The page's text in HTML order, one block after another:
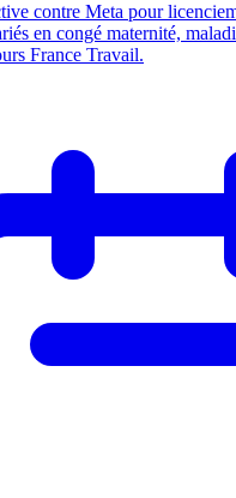
contre Meta pour
en congé maternité,
France Travail.